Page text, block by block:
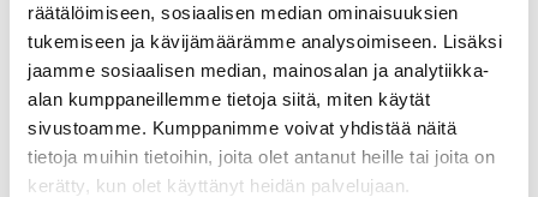
räätälöimiseen, sosiaalisen median ominaisuuksien
tukemiseen ja kävijämäärämme analysoimiseen. Lisäksi
jaamme sosiaalisen median, mainosalan ja analytiikka-
alan kumppaneillemme tietoja siitä, miten käytät
sivustoamme. Kumppanimme voivat yhdistää näitä
tietoja muihin tietoihin, joita olet antanut heille tai joita on
kerätty, kun olet käyttänyt heidän palvelujaan.
Poistomyynti kirjaston aukioloaikana
03.06.2026-31.08.2026
Poppelikatu 10
Lue lisää